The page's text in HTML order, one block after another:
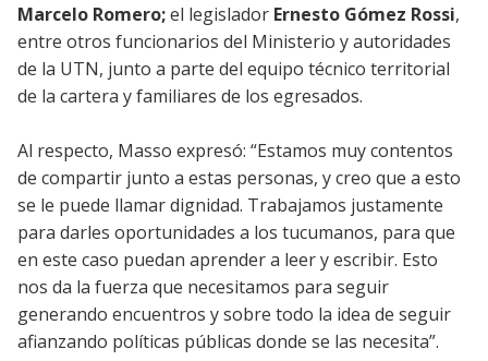
Marcelo Romero;el legislador Ernesto Gómez Rossi,
entre otros funcionarios del Ministerio y autoridades
de la UTN, junto a parte del equipo técnico territorial
de la cartera y familiares de los egresados.
Al respecto, Masso expresó: “Estamos muy contentos
de compartir junto a estas personas, y creo que a esto
se le puede llamar dignidad. Trabajamos justamente
para darles oportunidades a los tucumanos, para que
en este caso puedan aprender a leer y escribir. Esto
nos da la fuerza que necesitamos para seguir
generando encuentros y sobre todo la idea de seguir
afianzando políticas públicas donde se las necesita”.